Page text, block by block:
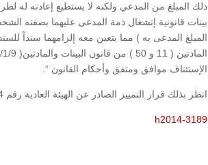
ذلك المبلغ من المدعي ولكنه لا يستطيع إعادته له
بينات قانونية إنشغال ذمة المدعى عليهما بصفته
الإستئناف موافق ومتفق وأحكام القانون “.
انظر بذلك قرار التمييز الصادر عن الهيئة العادية رقم 3189/2014 فصل بتاريخ 30/11/2014.
h2014-3189